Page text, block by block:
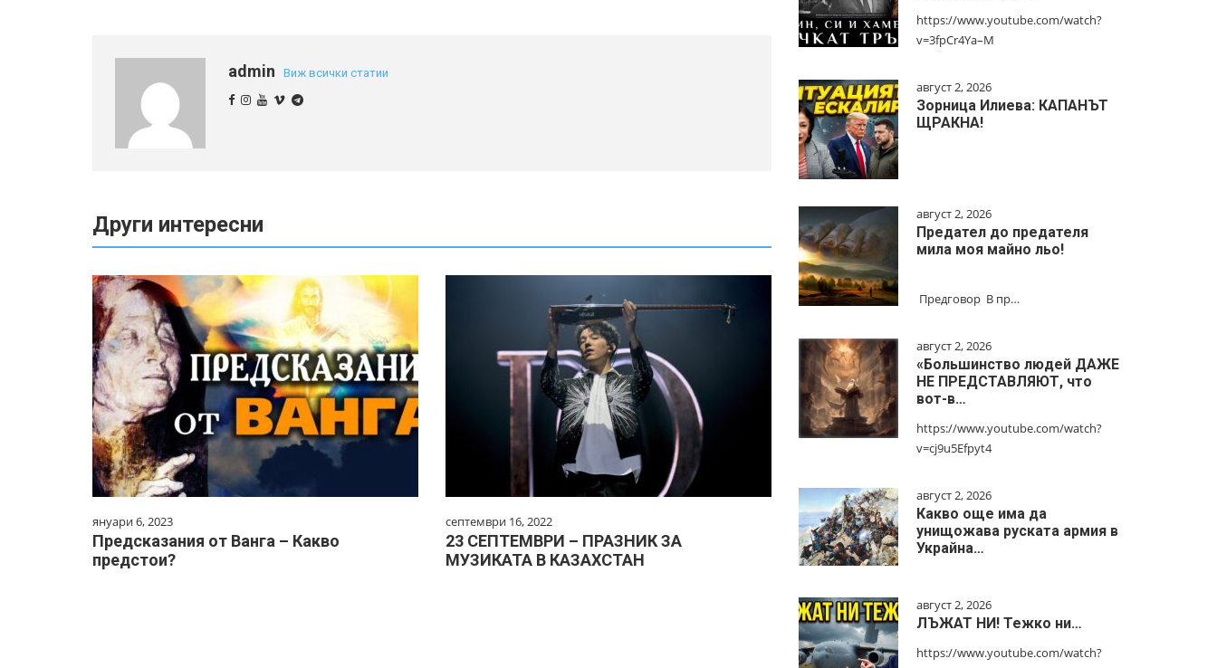
admin Виж всички статии
Други интересни
януари 6, 2023
Предсказания от Ванга – Какво
предстои?
септември 16, 2022
23 СЕПТЕМВРИ – ПРАЗНИК ЗА
МУЗИКАТА В КАЗАХСТАН
https://www.youtube.com/watch?
v=3fpCr4Ya–M
август 2, 2026
Зорница Илиева: КАПАНЪТ
ЩРАКНА!
август 2, 2026
Предател до предателя
мила моя майно льо!
Предговор В пр…
август 2, 2026
«Большинство людей ДАЖЕ
НЕ ПРЕДСТАВЛЯЮТ, что
вот-в…
https://www.youtube.com/watch?
v=cj9u5Efpyt4
август 2, 2026
Какво още има да
унищожава руската армия в
Украйна…
август 2, 2026
ЛЪЖАТ НИ! Тежко ни…
https://www.youtube.com/watch?